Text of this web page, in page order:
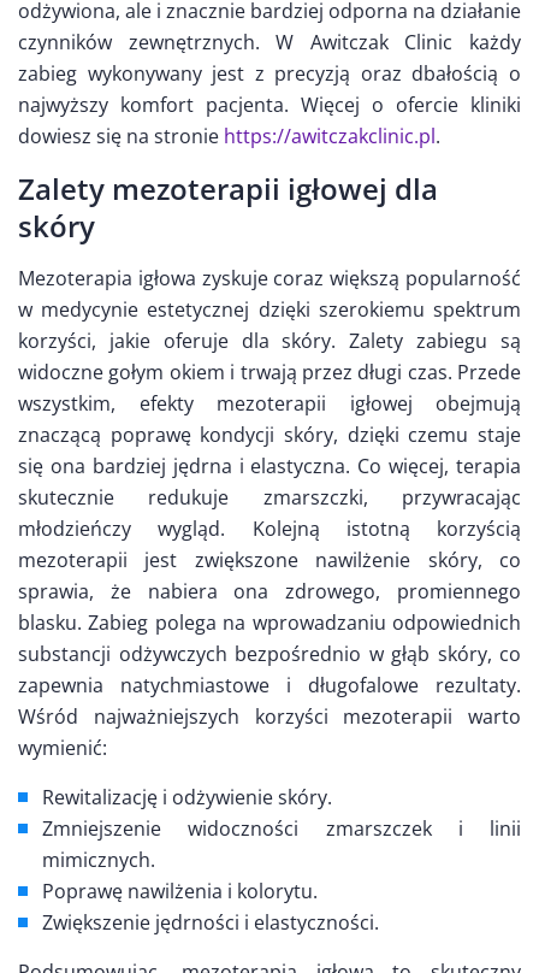
odżywiona, ale i znacznie bardziej odporna na działanie
czynników zewnętrznych. W Awitczak Clinic każdy
zabieg wykonywany jest z precyzją oraz dbałością o
najwyższy komfort pacjenta. Więcej o ofercie kliniki
dowiesz się na stronie https://awitczakclinic.pl.
Zalety mezoterapii igłowej dla
skóry
Mezoterapia igłowa zyskuje coraz większą popularność
w medycynie estetycznej dzięki szerokiemu spektrum
korzyści, jakie oferuje dla skóry. Zalety zabiegu są
widoczne gołym okiem i trwają przez długi czas. Przede
wszystkim, efekty mezoterapii igłowej obejmują
znaczącą poprawę kondycji skóry, dzięki czemu staje
się ona bardziej jędrna i elastyczna. Co więcej, terapia
skutecznie redukuje zmarszczki, przywracając
młodzieńczy wygląd. Kolejną istotną korzyścią
mezoterapii jest zwiększone nawilżenie skóry, co
sprawia, że nabiera ona zdrowego, promiennego
blasku. Zabieg polega na wprowadzaniu odpowiednich
substancji odżywczych bezpośrednio w głąb skóry, co
zapewnia natychmiastowe i długofalowe rezultaty.
Wśród najważniejszych korzyści mezoterapii warto
wymienić:
Rewitalizację i odżywienie skóry.
Zmniejszenie widoczności zmarszczek i linii
mimicznych.
Poprawę nawilżenia i kolorytu.
Zwiększenie jędrności i elastyczności.